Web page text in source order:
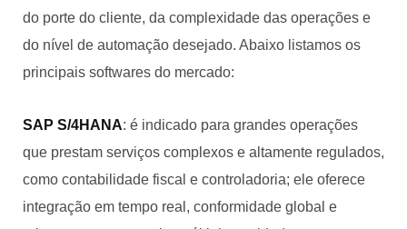
do porte do cliente, da complexidade das operações e
do nível de automação desejado. Abaixo listamos os
principais softwares do mercado:
SAP S/4HANA: é indicado para grandes operações
que prestam serviços complexos e altamente regulados,
como contabilidade fiscal e controladoria; ele oferece
integração em tempo real, conformidade global e